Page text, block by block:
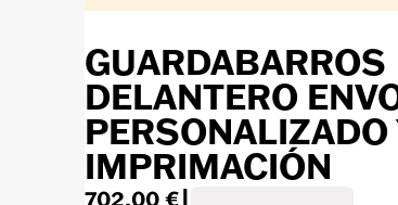
GUARDABARROS
DELANTERO
PERSONALIZADO
IMPRIMACIÓN
702,00 €